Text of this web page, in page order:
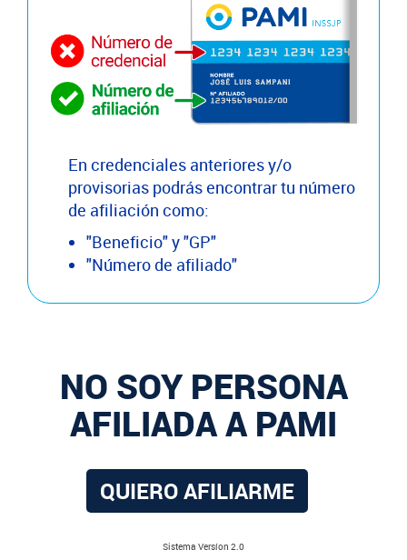
En credenciales anteriores y/o
provisorias podrás encontrar tu número
de afiliación como:
"Beneficio" y "GP"
"Número de afiliado"
NO SOY PERSONA
AFILIADA A PAMI
QUIERO AFILIARME
Sistema Versíon 2.0